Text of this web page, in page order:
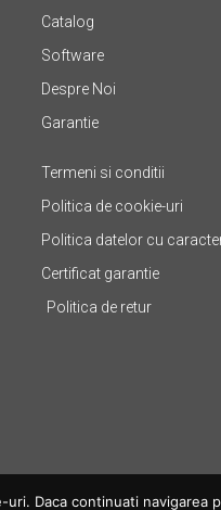
Catalog
Software
Despre Noi
Garantie
Termeni si conditii
Politica de cookie-uri
Politica datelor cu
Certificat garantie
Politica de retur
Daca continuati